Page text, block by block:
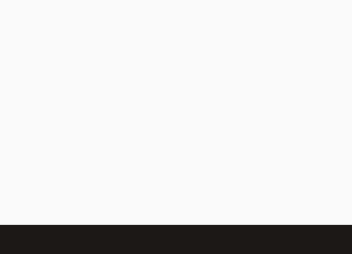
THEMEN